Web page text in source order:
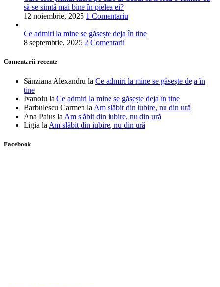
să se simtă mai bine în pielea ei?
12 noiembrie, 2025 1 Comentariu
Ce admiri la mine se găsește deja în tine
8 septembrie, 2025 2 Comentarii
Comentarii recente
Sânziana Alexandru la Ce admiri la mine se găsește deja în
tine
Ivanoiu la Ce admiri la mine se găsește deja în tine
Barbulescu Carmen la Am slăbit din iubire, nu din ură
Ana Paius la Am slăbit din iubire, nu din ură
Ligia la Am slăbit din iubire, nu din ură
Facebook